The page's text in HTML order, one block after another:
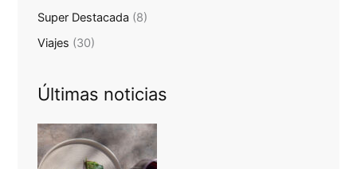
Super Destacada (8)
Viajes (30)
Últimas noticias